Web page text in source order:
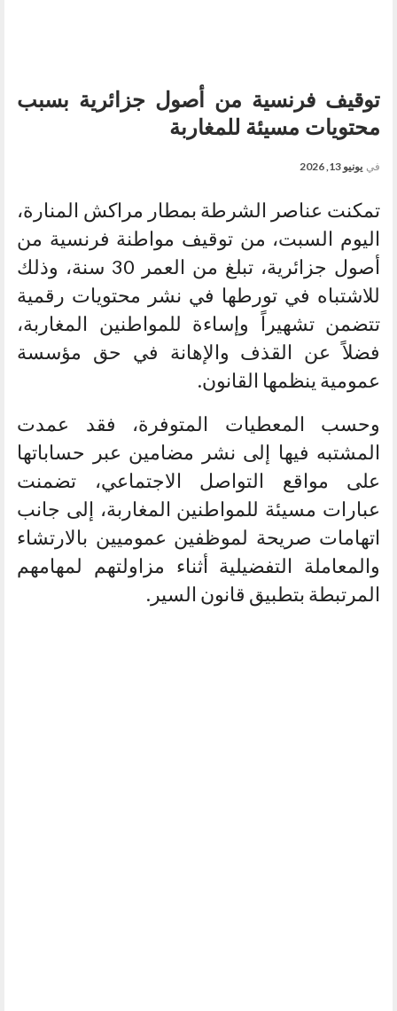
توقيف فرنسية من أصول جزائرية بسبب
محتويات مسيئة للمغاربة
في يونيو 13, 2026
تمكنت عناصر الشرطة بمطار مراكش المنارة،
اليوم السبت، من توقيف مواطنة فرنسية من
أصول جزائرية، تبلغ من العمر 30 سنة، وذلك
للاشتباه في تورطها في نشر محتويات رقمية
تتضمن تشهيراً وإساءة للمواطنين المغاربة،
فضلاً عن القذف والإهانة في حق مؤسسة
عمومية ينظمها القانون.
وحسب المعطيات المتوفرة، فقد عمدت
المشتبه فيها إلى نشر مضامين عبر حساباتها
على مواقع التواصل الاجتماعي، تضمنت
عبارات مسيئة للمواطنين المغاربة، إلى جانب
اتهامات صريحة لموظفين عموميين بالارتشاء
والمعاملة التفضيلية أثناء مزاولتهم لمهامهم
المرتبطة بتطبيق قانون السير.